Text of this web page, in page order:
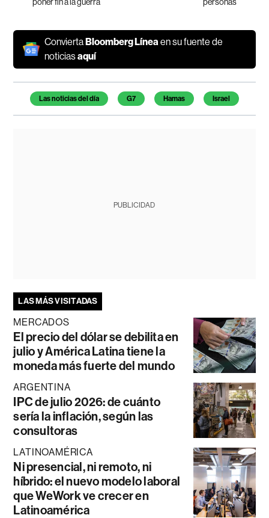
ConviertaBloomberg Línea en su fuente de
noticiasaquí
Temas de este artículo
Las noticias del día G7 Hamas Israel
PUBLICIDAD
LAS MÁS VISITADAS
MERCADOS
El precio del dólar se debilita en
julio y América Latina tiene la
moneda más fuerte del mundo
ARGENTINA
IPC de julio 2026: de cuánto
sería la inflación, según las
consultoras
LATINOAMÉRICA
Ni presencial, ni remoto, ni
híbrido: el nuevo modelo laboral
que WeWork ve crecer en
Latinoamérica